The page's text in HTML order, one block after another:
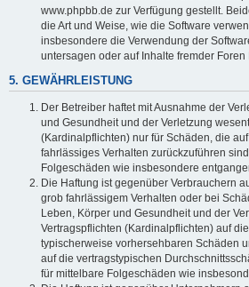
www.phpbb.de zur Verfügung gestellt.
die Art und Weise, wie die Software
insbesondere die Verwendung der
untersagen oder auf Inhalte fremder
5. GEWÄHRLEISTUNG
Der Betreiber haftet mit Ausnahme der
und Gesundheit und der Verletzung
(Kardinalpflichten) nur für Schäden, die
fahrlässiges Verhalten zurückzuführen
Folgeschäden wie insbesondere
Die Haftung ist gegenüber Verbrauchern
grob fahrlässigem Verhalten oder bei
Leben, Körper und Gesundheit und der
Vertragspflichten (Kardinalpflichten) auf
typischerweise vorhersehbaren Schäden
auf die vertragstypischen
für mittelbare Folgeschäden wie